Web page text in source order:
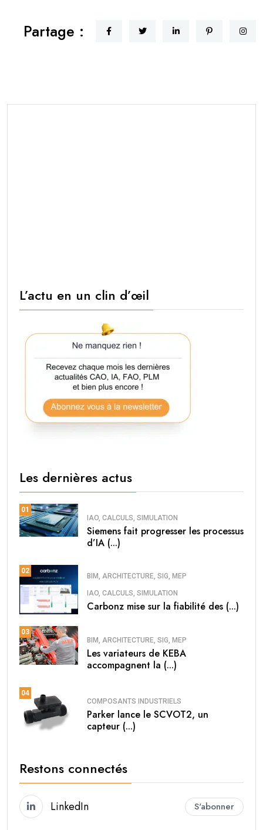
Partage :
L’actu en un clin d’œil
Les dernières actus
01
IAO, CALCULS, SIMULATION
Siemens fait progresser les processus
d’IA (...)
02
BIM, ARCHITECTURE, SIG, MEP
IAO, CALCULS, SIMULATION
Carbonz mise sur la fiabilité des (...)
03
BIM, ARCHITECTURE, SIG, MEP
Les variateurs de KEBA
accompagnent la (...)
04
COMPOSANTS INDUSTRIELS
Parker lance le SCVOT2, un
capteur (...)
Restons connectés
LinkedIn S'abonner